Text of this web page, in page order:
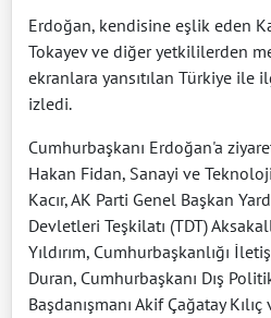
Erdoğan, kendisine eşlik eden
Tokayev ve diğer yetkililerden
ekranlara yansıtılan Türkiye ile
izledi.
Cumhurbaşkanı Erdoğan'a
Hakan Fidan, Sanayi ve
Kacır, AK Parti Genel Başkan
Devletleri Teşkilatı (TDT)
Yıldırım, Cumhurbaşkanlığı
Duran, Cumhurbaşkanı Dış
Başdanışmanı Akif Çağatay